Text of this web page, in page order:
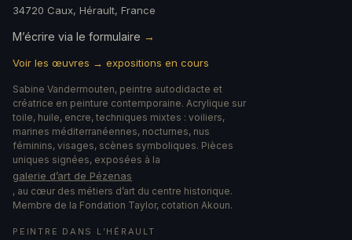
34720 Caux, Hérault, France
M’écrire via le formulaire →
Voir les œuvres → expositions en cours
Sabine Vandermouten, peintre autodidacte et
créatrice en peinture contemporaine. Acrylique sur
toile, huile, encre, techniques mixtes : voiliers,
marines méditerranéennes, nocturnes, nus
féminins, visages, scènes symboliques. Pièces
uniques signées, exposées à la
galerie d’art de Pézenas
, au cœur des métiers d’art du centre historique.
Membre de la Fondation Taylor, cotation Akoun.
PEINTRE DANS L’HÉRAULT